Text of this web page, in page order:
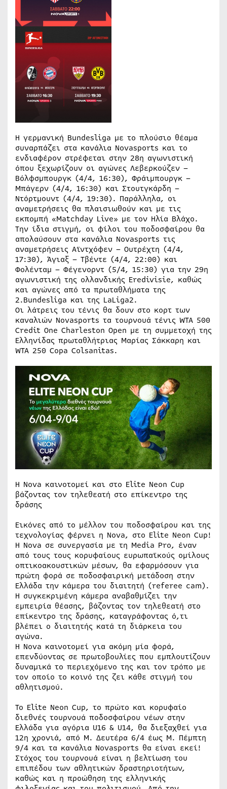
Η γερμανική Bundesliga με το πλούσιο θέαμα
συναρπάζει στα κανάλια Novasports και το
ενδιαφέρον στρέφεται στην 28η αγωνιστική
όπου ξεχωρίζουν οι αγώνες Λεβερκούζεν –
Βόλφσμπουργκ (4/4, 16:30), Φράιμπουργκ –
Μπάγερν (4/4, 16:30) και Στουτγκάρδη –
Ντόρτμουντ (4/4, 19:30). Παράλληλα, οι
αναμετρήσεις θα πλαισιωθούν και με τις
εκπομπή «Matchday Live» με τον Ηλία Βλάχο.
Την ίδια στιγμή, οι φίλοι του ποδοσφαίρου θα
απολαύσουν στα κανάλια Novasports τις
αναμετρήσεις Αϊντχόφεν – Ουτρέχτη (4/4,
17:30), Άγιαξ – Τβέντε (4/4, 22:00) και
Φολένταμ – Φέγενορντ (5/4, 15:30) για την 29η
αγωνιστική της ολλανδικής Eredivisie, καθώς
και αγώνες από τα πρωταθλήματα της
2.Bundesliga και της LaLiga2.
Οι λάτρεις του τένις θα δουν στο κορτ των
καναλιών Novasports τα τουρνουά τένις WTA 500
Credit One Charleston Open με τη συμμετοχή της
Ελληνίδας πρωταθλήτριας Μαρίας Σάκκαρη και
WTA 250 Copa Colsanitas.
H Nova καινοτομεί και στο Elite Neon Cup
βάζοντας τον τηλεθεατή στο επίκεντρο της
δράσης
Εικόνες από το μέλλον του ποδοσφαίρου και της
τεχνολογίας φέρνει η Nova, στο Elite Neon Cup!
Η Nova σε συνεργασία με τη Media Pro, έναν
από τους τους κορυφαίους ευρωπαϊκούς ομίλους
οπτικοακουστικών μέσων, θα εφαρμόσουν για
πρώτη φορά σε ποδοσφαιρική μετάδοση στην
Ελλάδα την κάμερα του διαιτητή (referee cam).
Η συγκεκριμένη κάμερα αναβαθμίζει την
εμπειρία θέασης, βάζοντας τον τηλεθεατή στο
επίκεντρο της δράσης, καταγράφοντας ό,τι
βλέπει ο διαιτητής κατά τη διάρκεια του
αγώνα.
Η Nova καινοτομεί για ακόμη μία φορά,
επενδύοντας σε πρωτοβουλίες που εμπλουτίζουν
δυναμικά το περιεχόμενο της και τον τρόπο με
τον οποίο το κοινό της ζει κάθε στιγμή του
αθλητισμού.
Το Elite Neon Cup, το πρώτο και κορυφαίο
διεθνές τουρνουά ποδοσφαίρου νέων στην
Ελλάδα για αγόρια U16 & U14, θα διεξαχθεί για
12η χρονιά, από Μ. Δευτέρα 6/4 έως Μ. Πέμπτη
9/4 και τα κανάλια Novasports θα είναι εκεί!
Στόχος του τουρνουά είναι η βελτίωση του
επιπέδου των αθλητικών δραστηριοτήτων,
καθώς και η προώθηση της ελληνικής